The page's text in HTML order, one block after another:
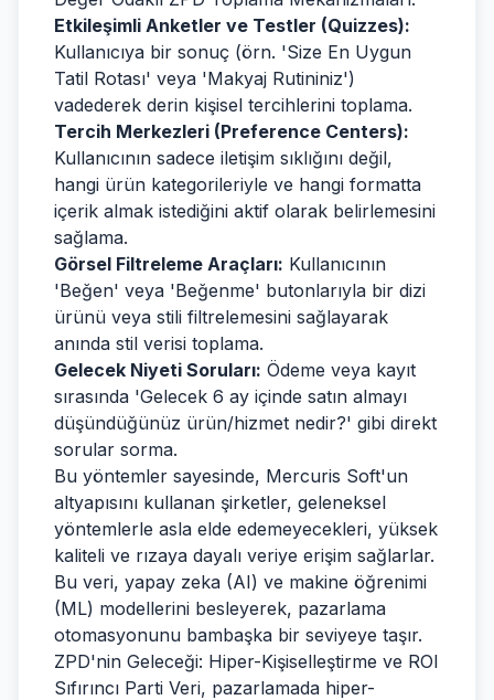
Etkileşimli Anketler ve Testler (Quizzes):
Kullanıcıya bir sonuç (örn. 'Size En Uygun
Tatil Rotası' veya 'Makyaj Rutininiz')
vadederek derin kişisel tercihlerini toplama.
Tercih Merkezleri (Preference Centers):
Kullanıcının sadece iletişim sıklığını değil,
hangi ürün kategorileriyle ve hangi formatta
içerik almak istediğini aktif olarak belirlemesini
sağlama.
Görsel Filtreleme Araçları: Kullanıcının
'Beğen' veya 'Beğenme' butonlarıyla bir dizi
ürünü veya stili filtrelemesini sağlayarak
anında stil verisi toplama.
Gelecek Niyeti Soruları: Ödeme veya kayıt
sırasında 'Gelecek 6 ay içinde satın almayı
düşündüğünüz ürün/hizmet nedir?' gibi direkt
sorular sorma.
Bu yöntemler sayesinde, Mercuris Soft'un
altyapısını kullanan şirketler, geleneksel
yöntemlerle asla elde edemeyecekleri, yüksek
kaliteli ve rızaya dayalı veriye erişim sağlarlar.
Bu veri, yapay zeka (AI) ve makine öğrenimi
(ML) modellerini besleyerek, pazarlama
otomasyonunu bambaşka bir seviyeye taşır.
ZPD'nin Geleceği: Hiper-Kişiselleştirme ve ROI
Sıfırıncı Parti Veri, pazarlamada hiper-